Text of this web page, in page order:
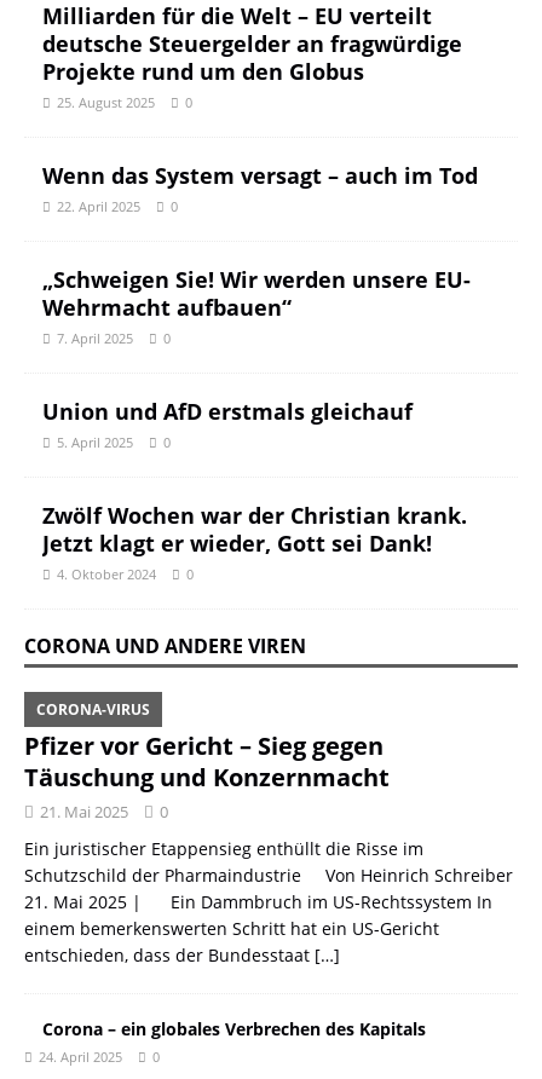
Milliarden für die Welt – EU verteilt
deutsche Steuergelder an fragwürdige
Projekte rund um den Globus
25. August 2025 0
Wenn das System versagt – auch im Tod
22. April 2025 0
„Schweigen Sie! Wir werden unsere EU-
Wehrmacht aufbauen“
7. April 2025 0
Union und AfD erstmals gleichauf
5. April 2025 0
Zwölf Wochen war der Christian krank.
Jetzt klagt er wieder, Gott sei Dank!
4. Oktober 2024 0
CORONA UND ANDERE VIREN
Pfizer vor Gericht – Sieg gegen
Täuschung und Konzernmacht
CORONA-VIRUS
21. Mai 2025 0
Ein juristischer Etappensieg enthüllt die Risse im
Schutzschild der Pharmaindustrie Von Heinrich Schreiber
21. Mai 2025 | Ein Dammbruch im US-Rechtssystem In
einem bemerkenswerten Schritt hat ein US-Gericht
entschieden, dass der Bundesstaat […]
Corona – ein globales Verbrechen des Kapitals
24. April 2025 0